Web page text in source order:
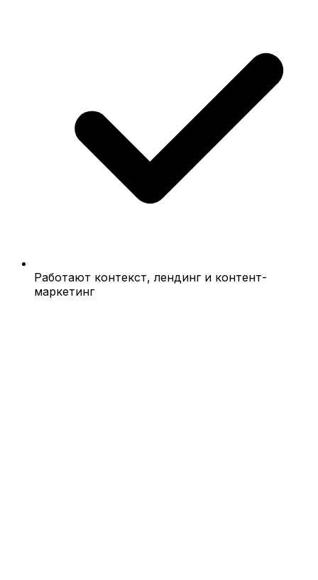
Работают контекст, лендинг и контент-
маркетинг